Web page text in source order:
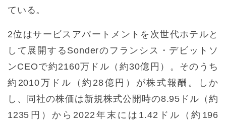
ている。
2位はサービスアパートメントを次世代ホテルと
して展開するSonderのフランシス・デビットソ
ンCEOで約2160万ドル（約30億円）。そのうち
約2010万ドル（約28億円）が株式報酬。しか
し、同社の株価は新規株式公開時の8.95ドル（約
1235円）から2022年末には1.42ドル（約196